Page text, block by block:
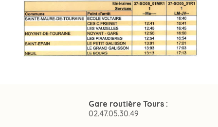
Gare routière Tours :
02.47.05.30.49